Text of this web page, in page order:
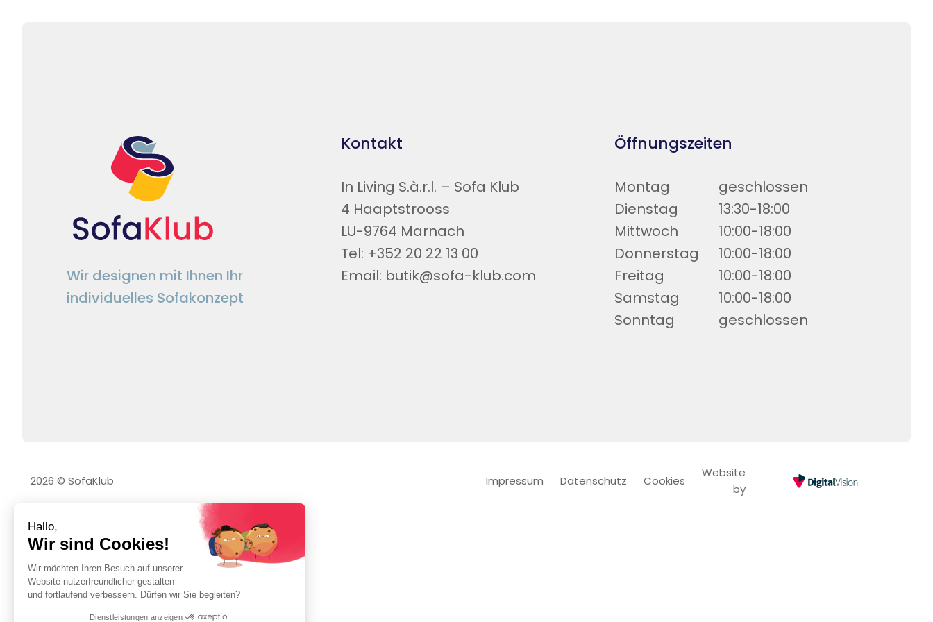
Wir designen mit Ihnen Ihr
individuelles Sofakonzept
Kontakt
In Living S.à.r.l. – Sofa Klub
4 Haaptstrooss
LU-9764 Marnach
Tel: +352 20 22 13 00
Email: butik@sofa-klub.com
Öffnungszeiten
Montag
geschlossen
Dienstag
13:30-18:00
Mittwoch
10:00-18:00
Donnerstag
10:00-18:00
Freitag
10:00-18:00
Samstag
10:00-18:00
Sonntag
geschlossen
2026 © SofaKlub Impressum Datenschutz Cookies
Website
by